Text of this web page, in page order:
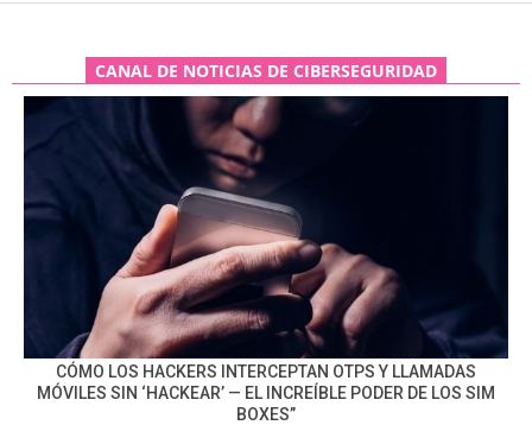
CANAL DE NOTICIAS DE CIBERSEGURIDAD
CÓMO LOS HACKERS INTERCEPTAN OTPS Y LLAMADAS
MÓVILES SIN ‘HACKEAR’ — EL INCREÍBLE PODER DE LOS SIM
BOXES”